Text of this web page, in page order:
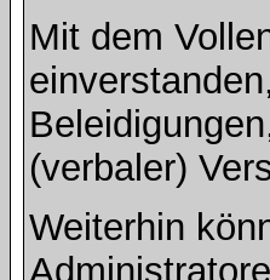
Mit dem
(verbaler)
Weiterhin